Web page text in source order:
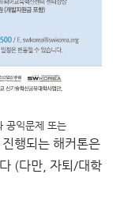
공익문제 또는
행되는 해커톤은
(다만, 자퇴/대학